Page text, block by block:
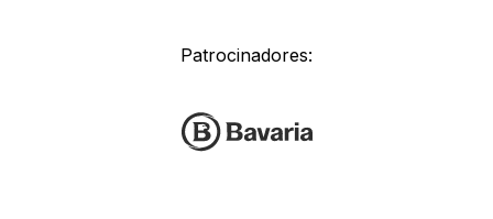
Patrocinadores: